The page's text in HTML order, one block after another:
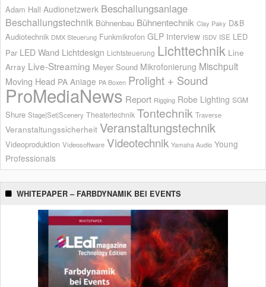
Adam Hall Audionetzwerk Beschallungsanlage
Beschallungstechnik Bühnenbau Bühnentechnik Clay Paky D&B
Audiotechnik DMX Steuerung Funkmikrofon GLP Interview ISDV ISE LED
Par LED Wand Lichtdesign Lichtsteuerung Lichttechnik Line
Array Live-Streaming Meyer Sound Mikrofonierung Mischpult
Moving Head PA Anlage PA Boxen Prolight + Sound
ProMediaNews Report Rigging Robe Lighting SGM
Shure Stage|Set|Scenery Theatertechnik Tontechnik Traverse
Veranstaltungssicherheit Veranstaltungstechnik
Videoproduktion Videosoftware Videotechnik Yamaha Audio Young
Professionals
WHITEPAPER – FARBDYNAMIK BEI EVENTS